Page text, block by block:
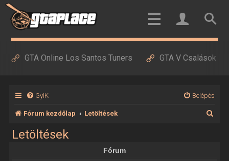
GTA Online Los Santos Tuners GTA V Csalások
GyIK Belépés
Fórum kezdőlap Letöltések
Letöltések
Fórum